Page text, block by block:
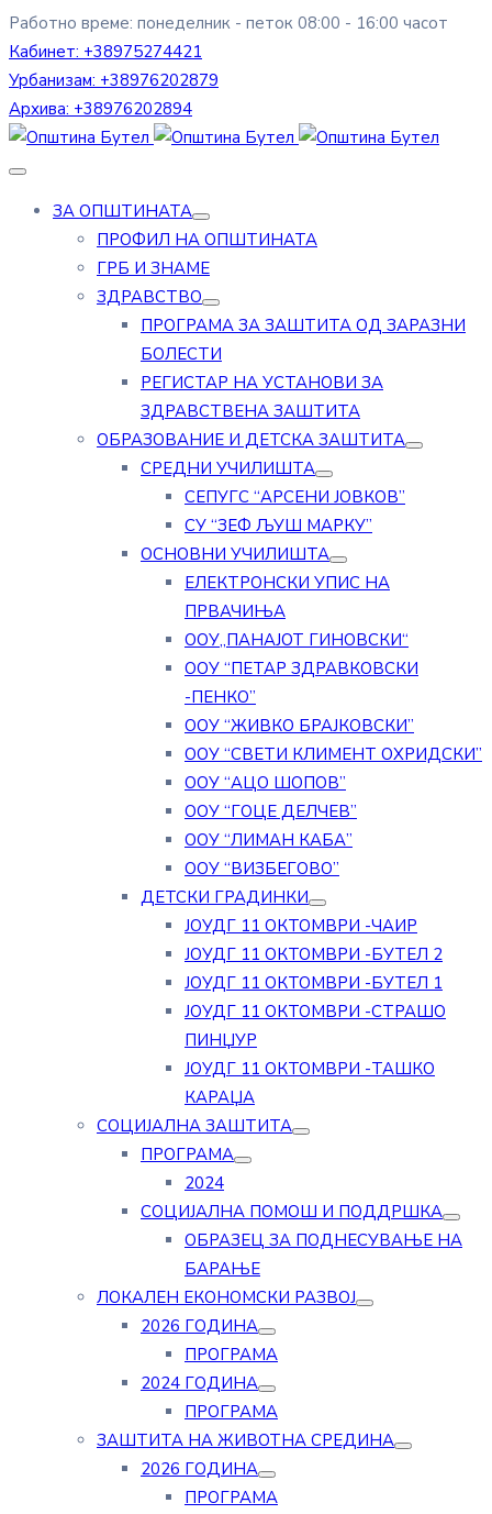
Работно време: понеделник - петок 08:00 - 16:00 часот
Кабинет: +38975274421
Урбанизам: +38976202879
Архива: +38976202894
ЗА ОПШТИНАТА
ПРОФИЛ НА ОПШТИНАТА
ГРБ И ЗНАМЕ
ЗДРАВСТВО
ПРОГРАМА ЗА ЗАШТИТА ОД ЗАРАЗНИ
БОЛЕСТИ
РЕГИСТАР НА УСТАНОВИ ЗА
ЗДРАВСТВЕНА ЗАШТИТА
ОБРАЗОВАНИЕ И ДЕТСКА ЗАШТИТА
СРЕДНИ УЧИЛИШТА
СЕПУГС “АРСЕНИ ЈОВКОВ”
СУ “ЗЕФ ЉУШ МАРКУ”
ОСНОВНИ УЧИЛИШТА
ЕЛЕКТРОНСКИ УПИС НА
ПРВАЧИЊА
ООУ„ПАНАЈОТ ГИНОВСКИ“
ООУ “ПЕТАР ЗДРАВКОВСКИ
-ПЕНКО”
ООУ “ЖИВКО БРАЈКОВСКИ”
ООУ “СВЕТИ КЛИМЕНТ ОХРИДСКИ”
ООУ “АЦО ШОПОВ”
ООУ “ГОЦЕ ДЕЛЧЕВ”
ООУ “ЛИМАН КАБА”
ООУ “ВИЗБЕГОВО”
ДЕТСКИ ГРАДИНКИ
ЈОУДГ 11 ОКТОМВРИ -ЧАИР
ЈОУДГ 11 ОКТОМВРИ -БУТЕЛ 2
ЈОУДГ 11 ОКТОМВРИ -БУТЕЛ 1
ЈОУДГ 11 ОКТОМВРИ -СТРАШО
ПИНЏУР
ЈОУДГ 11 ОКТОМВРИ -ТАШКО
КАРАЏА
СОЦИЈАЛНА ЗАШТИТА
ПРОГРАМА
2024
СОЦИЈАЛНА ПОМОШ И ПОДДРШКА
ОБРАЗЕЦ ЗА ПОДНЕСУВАЊЕ НА
БАРАЊЕ
ЛОКАЛЕН ЕКОНОМСКИ РАЗВОЈ
2026 ГОДИНА
ПРОГРАМА
2024 ГОДИНА
ПРОГРАМА
ЗАШТИТА НА ЖИВОТНА СРЕДИНА
2026 ГОДИНА
ПРОГРАМА